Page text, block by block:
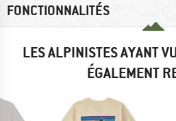
FONCTIONNALITÉS
LES ALPINISTES AYANT
ÉGALEMENT